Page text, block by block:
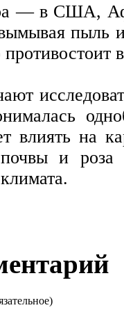
— в США,
пыль
влиять на
и